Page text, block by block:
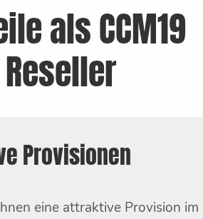
als CCM19
Reseller
Provisionen
eine attraktive Provision im